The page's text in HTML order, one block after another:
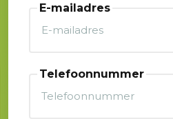
E-mailadres
Telefoonnummer